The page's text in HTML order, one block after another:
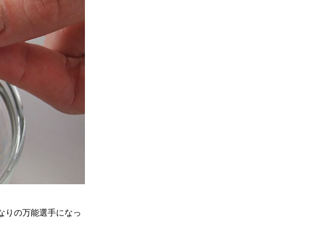
りの万能選手になっ